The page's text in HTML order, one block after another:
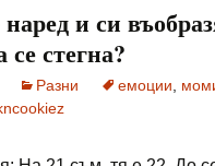
и си
се стегна?
Разни емоции